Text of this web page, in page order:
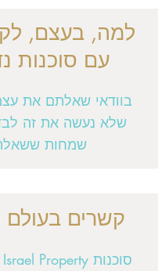
למה, בעצם,
עם סוכנות
בוודאי שאלתם את
שלא נעשה את זה
שמחות
קשרים בעולם